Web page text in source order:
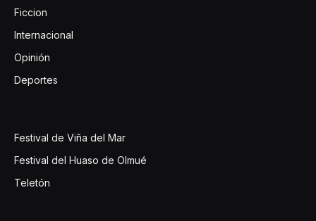
Ficcion
Internacional
Opinión
Deportes
Festival de Viña del Mar
Festival del Huaso de Olmué
Teletón